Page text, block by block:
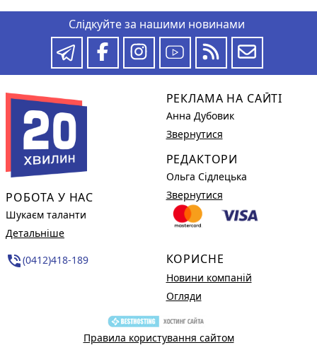
Слідкуйте за нашими новинами
РОБОТА У НАС
Шукаєм таланти
Детальніше
phone_in_talk(0412)418-189
РЕКЛАМА НА САЙТІ
Анна Дубовик
Звернутися
РЕДАКТОРИ
Ольга Сідлецька
Звернутися
КОРИСНЕ
Новини компаній
Огляди
Правила користування сайтом